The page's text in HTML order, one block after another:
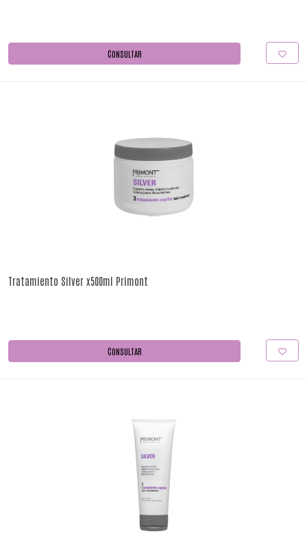
CONSULTAR
Tratamiento Silver x500ml Primont
CONSULTAR